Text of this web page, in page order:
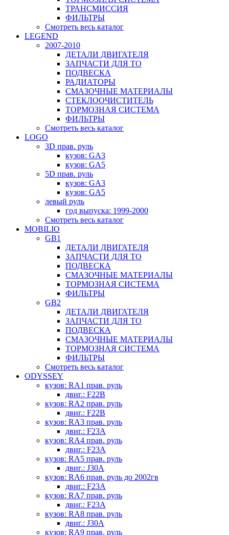
ТРАНСМИССИЯ
ФИЛЬТРЫ
Смотреть весь каталог
LEGEND
2007-2010
ДЕТАЛИ ДВИГАТЕЛЯ
ЗАПЧАСТИ ДЛЯ ТО
ПОДВЕСКА
РАДИАТОРЫ
СМАЗОЧНЫЕ МАТЕРИАЛЫ
СТЕКЛООЧИСТИТЕЛЬ
ТОРМОЗНАЯ СИСТЕМА
ФИЛЬТРЫ
Смотреть весь каталог
LOGO
3D прав. руль
кузов: GA3
кузов: GA5
5D прав. руль
кузов: GA3
кузов: GA5
левый руль
год выпуска: 1999-2000
Смотреть весь каталог
MOBILIO
GB1
ДЕТАЛИ ДВИГАТЕЛЯ
ЗАПЧАСТИ ДЛЯ ТО
ПОДВЕСКА
СМАЗОЧНЫЕ МАТЕРИАЛЫ
ТОРМОЗНАЯ СИСТЕМА
ФИЛЬТРЫ
GB2
ДЕТАЛИ ДВИГАТЕЛЯ
ЗАПЧАСТИ ДЛЯ ТО
ПОДВЕСКА
СМАЗОЧНЫЕ МАТЕРИАЛЫ
ТОРМОЗНАЯ СИСТЕМА
ФИЛЬТРЫ
Смотреть весь каталог
ODYSSEY
кузов: RA1 прав. руль
двиг.: F22B
кузов: RA2 прав. руль
двиг.: F22B
кузов: RA3 прав. руль
двиг.: F23A
кузов: RA4 прав. руль
двиг.: F23A
кузов: RA5 прав. руль
двиг.: J30A
кузов: RA6 прав. руль до 2002гв
двиг.: F23A
кузов: RA7 прав. руль
двиг.: F23A
кузов: RA8 прав. руль
двиг.: J30A
кузов: RA9 прав. руль